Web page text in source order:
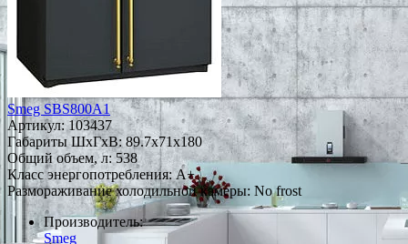
Smeg SBS800A1
Артикул:103437
Габариты ШxГxВ: 89.7x71x180
Общий объем, л: 538
Класс энергопотребления: A+
Размораживание холодильной камеры: No frost
Производитель:
Smeg